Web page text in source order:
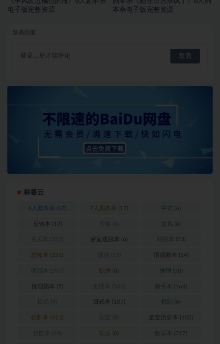
电子版完整资源
本杀电子版完整资源
登录... 后才能评论
标签云
6人剧本杀 (67) 7人剧本杀 (17) 中式 (6)
反转本 (17) 古风 (6)
密室逃脱本 (6) 对抗本 (33)
恐怖本 (221) 情感剧本 (14)
惊悚 (8) 推理 (30)
推理剧本 (7) 新手本 (164)
日式本 (107) 机制 (6)
机制本 (313) 架空历史本 (102)
欢乐 (8) 欢乐本 (317)